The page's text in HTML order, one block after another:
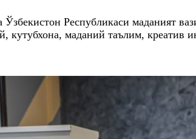
Ўзбекистон Республикаси маданият
кутубхона, маданий таълим,